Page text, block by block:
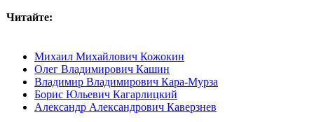
Читайте:
Михаил Михайлович Кожокин
Олег Владимирович Кашин
Владимир Владимирович Кара-Мурза
Борис Юльевич Кагарлицкий
Александр Александрович Каверзнев